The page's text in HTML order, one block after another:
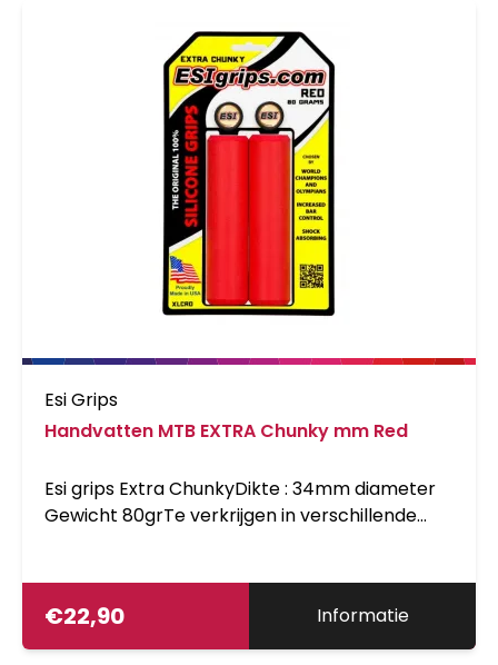
Esi Grips
Handvatten MTB EXTRA Chunky mm Red
Esi grips Extra ChunkyDikte : 34mm diameter
Gewicht 80grTe verkrijgen in verschillende
€22,90 Informatie